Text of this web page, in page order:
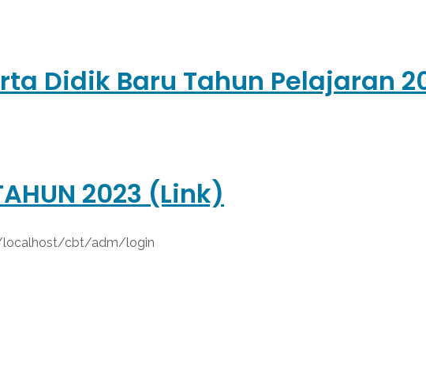
Didik Baru Tahun Pelajaran
2023 (Link)
localhost/cbt/adm/login